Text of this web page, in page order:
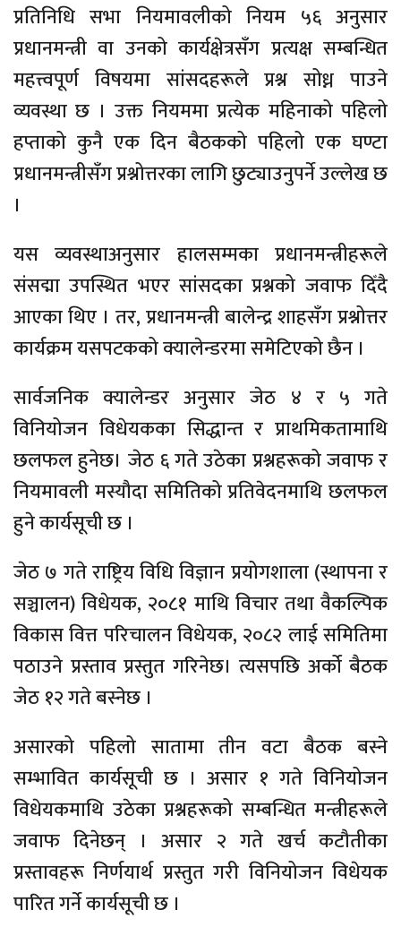
प्रतिनिधि सभा नियमावलीको नियम ५६ अनुसार
प्रधानमन्त्री वा उनको कार्यक्षेत्रसँग प्रत्यक्ष सम्बन्धित
महत्त्वपूर्ण विषयमा सांसदहरूले प्रश्न सोध्न पाउने
व्यवस्था छ । उक्त नियममा प्रत्येक महिनाको पहिलो
हप्ताको कुनै एक दिन बैठकको पहिलो एक घण्टा
प्रधानमन्त्रीसँग प्रश्नोत्तरका लागि छुट्याउनुपर्ने उल्लेख छ
।
यस व्यवस्थाअनुसार हालसम्मका प्रधानमन्त्रीहरूले
संसद्मा उपस्थित भएर सांसदका प्रश्नको जवाफ दिँदै
आएका थिए । तर, प्रधानमन्त्री बालेन्द्र शाहसँग प्रश्नोत्तर
कार्यक्रम यसपटकको क्यालेन्डरमा समेटिएको छैन ।
सार्वजनिक क्यालेन्डर अनुसार जेठ ४ र ५ गते
विनियोजन विधेयकका सिद्धान्त र प्राथमिकतामाथि
छलफल हुनेछ। जेठ ६ गते उठेका प्रश्नहरूको जवाफ र
नियमावली मस्यौदा समितिको प्रतिवेदनमाथि छलफल
हुने कार्यसूची छ ।
जेठ ७ गते राष्ट्रिय विधि विज्ञान प्रयोगशाला (स्थापना र
सञ्चालन) विधेयक, २०८१ माथि विचार तथा वैकल्पिक
विकास वित्त परिचालन विधेयक, २०८२ लाई समितिमा
पठाउने प्रस्ताव प्रस्तुत गरिनेछ। त्यसपछि अर्को बैठक
जेठ १२ गते बस्नेछ ।
असारको पहिलो सातामा तीन वटा बैठक बस्ने
सम्भावित कार्यसूची छ । असार १ गते विनियोजन
विधेयकमाथि उठेका प्रश्नहरूको सम्बन्धित मन्त्रीहरूले
जवाफ दिनेछन् । असार २ गते खर्च कटौतीका
प्रस्तावहरू निर्णयार्थ प्रस्तुत गरी विनियोजन विधेयक
पारित गर्ने कार्यसूची छ ।